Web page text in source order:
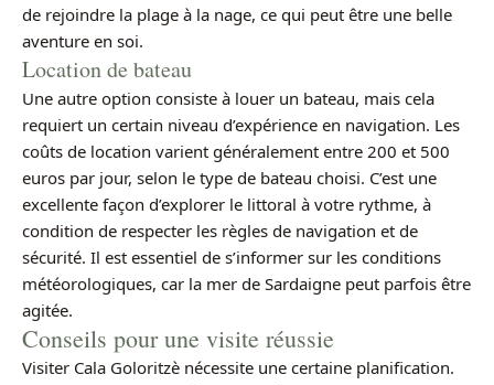
de rejoindre la plage à la nage, ce qui peut être une belle
aventure en soi.
Location de bateau
Une autre option consiste à louer un bateau, mais cela
requiert un certain niveau d’expérience en navigation. Les
coûts de location varient généralement entre 200 et 500
euros par jour, selon le type de bateau choisi. C’est une
excellente façon d’explorer le littoral à votre rythme, à
condition de respecter les règles de navigation et de
sécurité. Il est essentiel de s’informer sur les conditions
météorologiques, car la mer de Sardaigne peut parfois être
agitée.
Conseils pour une visite réussie
Visiter Cala Goloritzè nécessite une certaine planification.